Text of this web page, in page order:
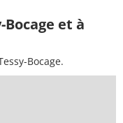
et à
Bocage.